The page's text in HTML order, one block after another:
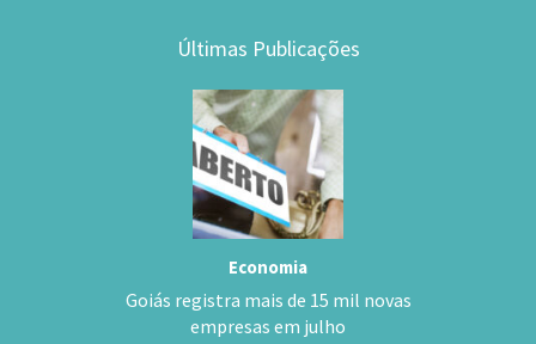
Últimas Publicações
Economia
Goiás registra mais de 15 mil novas
empresas em julho